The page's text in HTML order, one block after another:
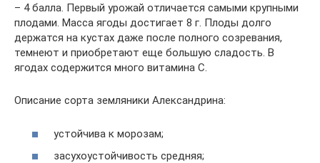
– 4 балла. Первый урожай отличается самыми крупными
плодами. Масса ягоды достигает 8 г. Плоды долго
держатся на кустах даже после полного созревания,
темнеют и приобретают еще большую сладость. В
ягодах содержится много витамина С.
Описание сорта земляники Александрина:
устойчива к морозам;
засухоустойчивость средняя;